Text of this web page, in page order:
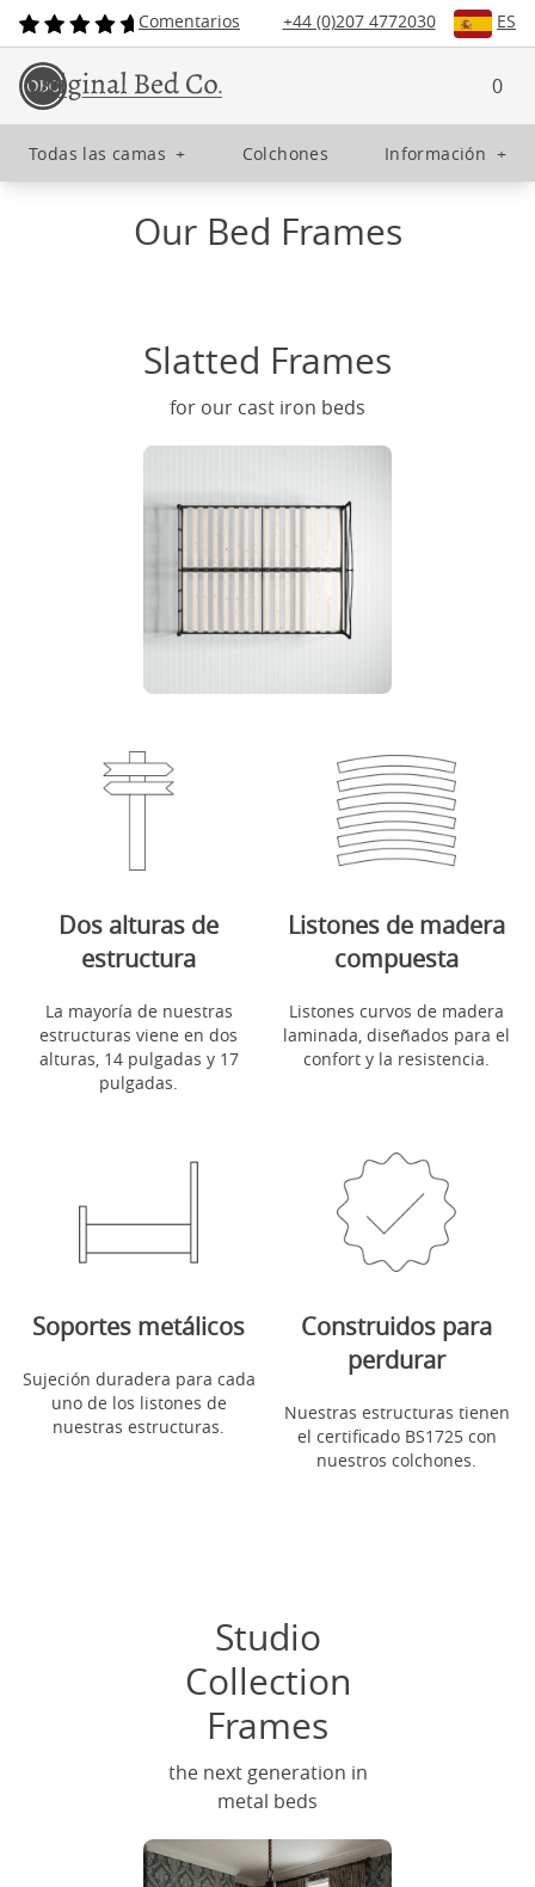
Comentarios +44 (0)207 4772030 ES
0
Todas las camas + Colchones Información +
Our Bed Frames
Slatted Frames
for our cast iron beds
Dos alturas de
estructura
La mayoría de nuestras
estructuras viene en dos
alturas, 14 pulgadas y 17
pulgadas.
Listones de madera
compuesta
Listones curvos de madera
laminada, diseñados para el
confort y la resistencia.
Soportes metálicos
Sujeción duradera para cada
uno de los listones de
nuestras estructuras.
Construidos para
perdurar
Nuestras estructuras tienen
el certificado BS1725 con
nuestros colchones.
Studio
Collection
Frames
the next generation in
metal beds